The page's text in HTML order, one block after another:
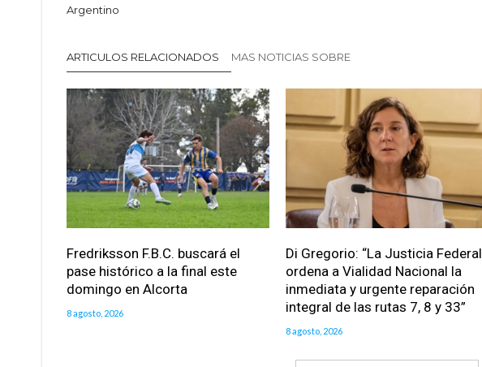
Argentino
ARTICULOS RELACIONADOS MAS NOTICIAS SOBRE
Fredriksson F.B.C. buscará el
pase histórico a la final este
domingo en Alcorta
8 agosto, 2026
Di Gregorio: “La Justicia Federal
ordena a Vialidad Nacional la
inmediata y urgente reparación
integral de las rutas 7, 8 y 33”
8 agosto, 2026